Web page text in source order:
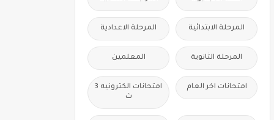
المرحلة الابتدائية المرحلة الاعدادية
المرحلة الثانوية المعلمين
امتحانات اخر العام
امتحانات الكترونيه 3
ث